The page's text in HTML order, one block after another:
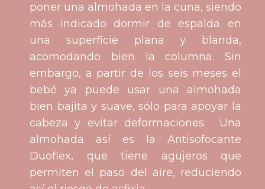
poner una almohada en la cuna, siendo
más indicado dormir de espalda en
una superficie plana y blanda,
acomodando bien la columna. Sin
embargo, a partir de los seis meses el
bebé ya puede usar una almohada
bien bajita y suave, sólo para apoyar la
cabeza y evitar deformaciones. Una
almohada así es la Antisofocante
Duoflex, que tiene agujeros que
permiten el paso del aire, reduciendo